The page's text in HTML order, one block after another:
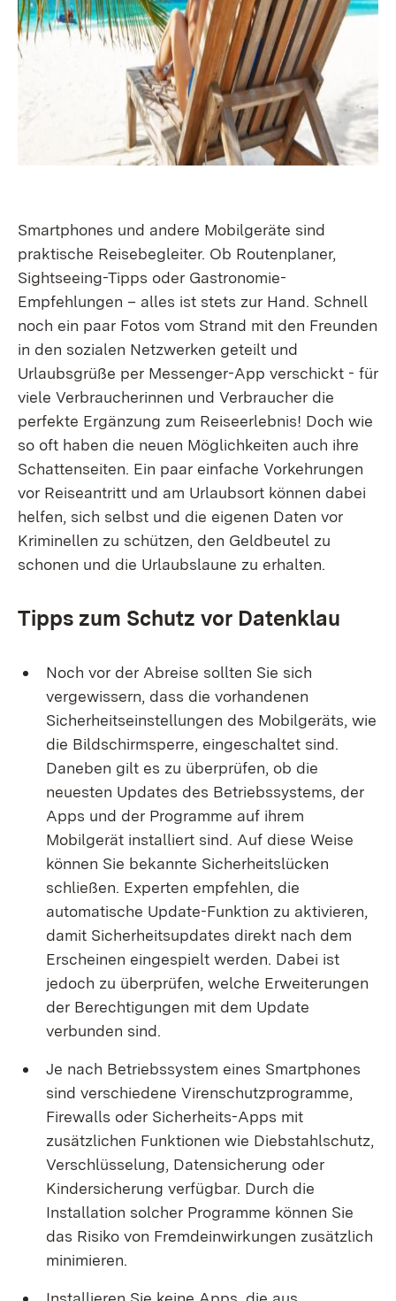
Smartphones und andere Mobilgeräte sind
praktische Reisebegleiter. Ob Routenplaner,
Sightseeing-Tipps oder Gastronomie-
Empfehlungen – alles ist stets zur Hand. Schnell
noch ein paar Fotos vom Strand mit den Freunden
in den sozialen Netzwerken geteilt und
Urlaubsgrüße per Messenger-App verschickt - für
viele Verbraucherinnen und Verbraucher die
perfekte Ergänzung zum Reiseerlebnis! Doch wie
so oft haben die neuen Möglichkeiten auch ihre
Schattenseiten. Ein paar einfache Vorkehrungen
vor Reiseantritt und am Urlaubsort können dabei
helfen, sich selbst und die eigenen Daten vor
Kriminellen zu schützen, den Geldbeutel zu
schonen und die Urlaubslaune zu erhalten.
Tipps zum Schutz vor Datenklau​
Noch vor der Abreise sollten Sie sich
vergewissern, dass die vorhandenen
Sicherheitseinstellungen des Mobilgeräts, wie
die Bildschirmsperre, eingeschaltet sind.
Daneben gilt es zu überprüfen, ob die
neuesten Updates des Betriebssystems, der
Apps und der Programme auf ihrem
Mobilgerät installiert sind. Auf diese Weise
können Sie bekannte Sicherheitslücken
schließen. Experten empfehlen, die
automatische Update-Funktion zu aktivieren,
damit Sicherheitsupdates direkt nach dem
Erscheinen eingespielt werden. Dabei ist
jedoch zu überprüfen, welche Erweiterungen
der Berechtigungen mit dem Update
verbunden sind.
Je nach Betriebssystem eines Smartphones
sind verschiedene Virenschutzprogramme,
Firewalls oder Sicherheits-Apps mit
zusätzlichen Funktionen wie Diebstahlschutz,
Verschlüsselung, Datensicherung oder
Kindersicherung verfügbar. Durch die
Installation solcher Programme können Sie
das Risiko von Fremdeinwirkungen zusätzlich
minimieren.